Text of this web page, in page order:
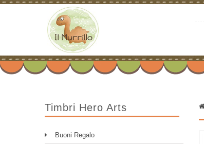
Timbri Hero Arts
Buoni Regalo